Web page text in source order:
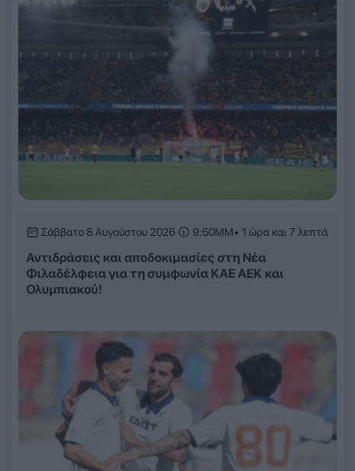
Σάββατο 8 Αυγούστου 2026 9:50ΜΜ• 1 ώρα και 7 λεπτά
Αντιδράσεις και αποδοκιμασίες στη Νέα
Φιλαδέλφεια για τη συμφωνία ΚΑΕ ΑΕΚ και
Ολυμπιακού!